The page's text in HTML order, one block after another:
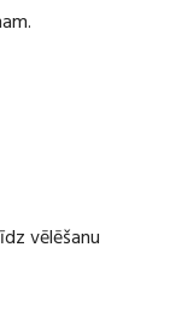
vēlēšanu